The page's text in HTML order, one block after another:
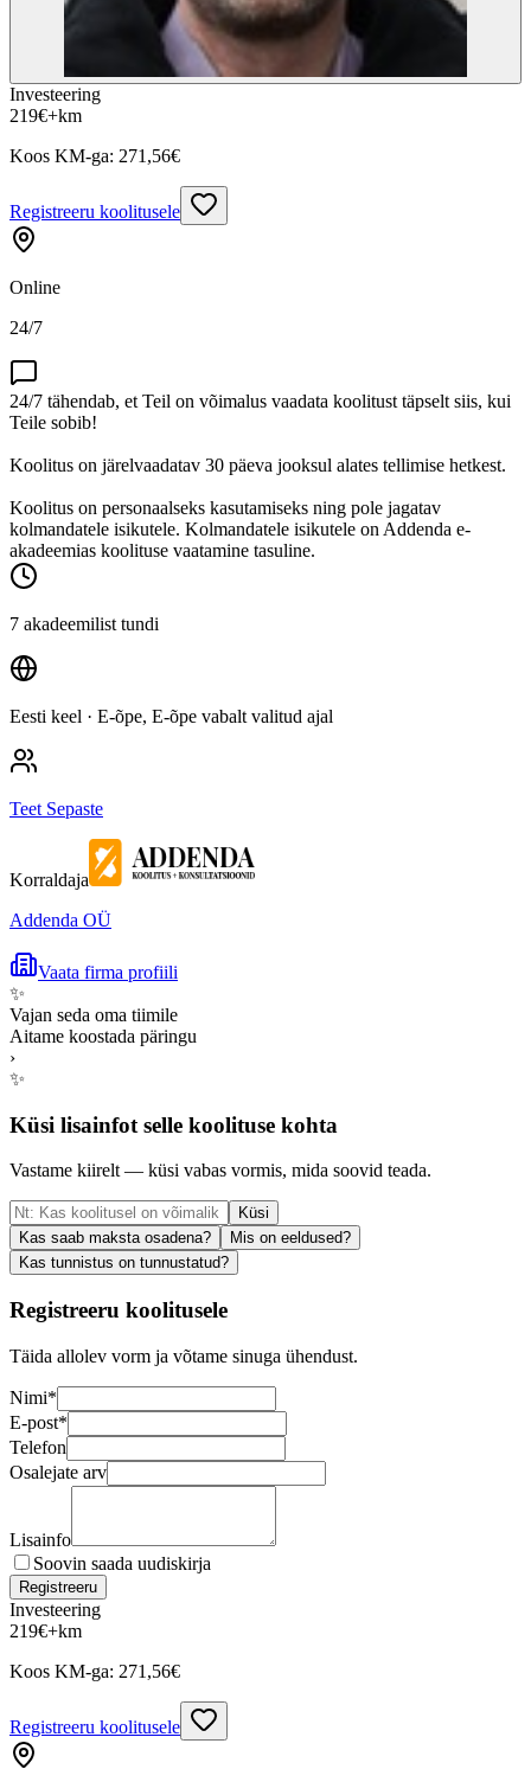
Investeering
219€+km
Koos KM-ga: 271,56€
Registreeru koolitusele
Online
24/7
24/7 tähendab, et Teil on võimalus vaadata koolitust täpselt siis, kui
Teile sobib!
Koolitus on järelvaadatav 30 päeva jooksul alates tellimise hetkest.
Koolitus on personaalseks kasutamiseks ning pole jagatav
kolmandatele isikutele. Kolmandatele isikutele on Addenda e-
akadeemias koolituse vaatamine tasuline.
7 akadeemilist tundi
Eesti keel · E-õpe, E-õpe vabalt valitud ajal
Teet Sepaste
Korraldaja
Addenda OÜ
Vaata firma profiili
✨
Vajan seda oma tiimile
Aitame koostada päringu
›
✨
Küsi lisainfot selle koolituse kohta
Vastame kiirelt — küsi vabas vormis, mida soovid teada.
Küsi
Kas saab maksta osadena?
Mis on eeldused?
Kas tunnistus on tunnustatud?
Registreeru koolitusele
Täida allolev vorm ja võtame sinuga ühendust.
Nimi*
E-post*
Telefon
Osalejate arv
Lisainfo
Soovin saada uudiskirja
Registreeru
Investeering
219€+km
Koos KM-ga: 271,56€
Registreeru koolitusele